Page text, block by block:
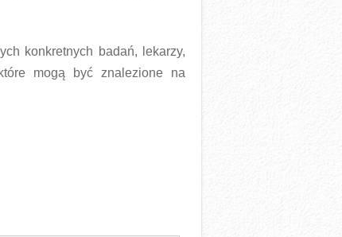
konkretnych badań, lekarzy,
mogą być znalezione na